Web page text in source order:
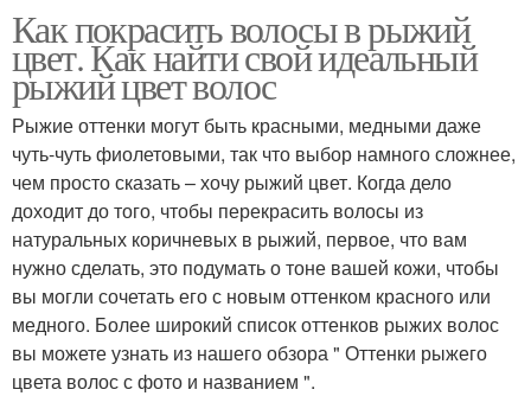
Как покрасить волосы в рыжий
цвет. Как найти свой идеальный
рыжий цвет волос
Рыжие оттенки могут быть красными, медными даже
чуть-чуть фиолетовыми, так что выбор намного сложнее,
чем просто сказать – хочу рыжий цвет. Когда дело
доходит до того, чтобы перекрасить волосы из
натуральных коричневых в рыжий, первое, что вам
нужно сделать, это подумать о тоне вашей кожи, чтобы
вы могли сочетать его с новым оттенком красного или
медного. Более широкий список оттенков рыжих волос
вы можете узнать из нашего обзора " Оттенки рыжего
цвета волос с фото и названием ".